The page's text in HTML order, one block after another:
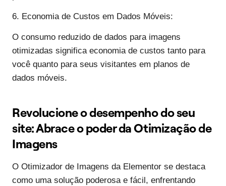
6. Economia de Custos em Dados Móveis:
O consumo reduzido de dados para imagens
otimizadas significa economia de custos tanto para
você quanto para seus visitantes em planos de
dados móveis.
Revolucione o desempenho do seu
site: Abrace o poder da Otimização de
Imagens
O Otimizador de Imagens da Elementor se destaca
como uma solução poderosa e fácil, enfrentando